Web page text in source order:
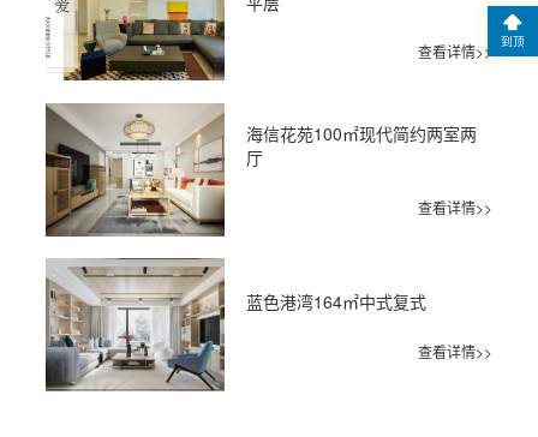
查看详情>>
海信花苑100㎡现代简约两室两
厅
查看详情>>
蓝色港湾164㎡中式复式
查看详情>>
到顶